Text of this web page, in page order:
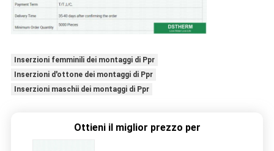
Inserzioni femminili dei montaggi di Ppr
Inserzioni d'ottone dei montaggi di Ppr
Inserzioni maschii dei montaggi di Ppr
Ottieni il miglior prezzo per